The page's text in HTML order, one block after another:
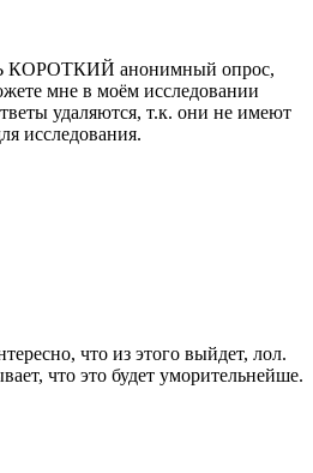
КОРОТКИЙ анонимный опрос,
мне в моём исследовании
удаляются, т.к. они не имеют
исследования.
что из этого выйдет, лол.
что это будет уморительнейше.